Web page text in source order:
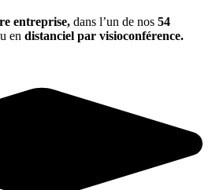
entreprise, dans l’un de nos 54
en distanciel par visioconférence.